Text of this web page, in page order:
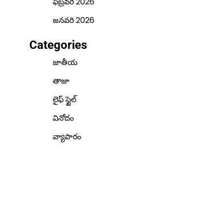
జనవరి 2026
Categories
జాతీయ
తాజా
లైఫ్ స్టైల్
వినోదం
వ్యాపారం